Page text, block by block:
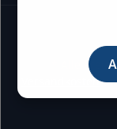
* Alle
Versandkosten